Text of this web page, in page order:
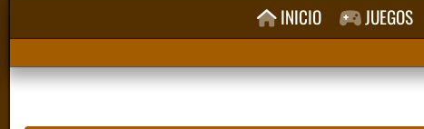
INICIO JUEGOS